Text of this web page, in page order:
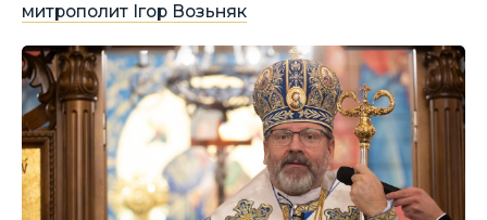
митрополит Ігор Возьняк